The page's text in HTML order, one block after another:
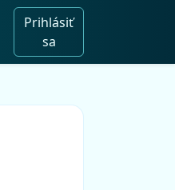
Prihlásiť
sa